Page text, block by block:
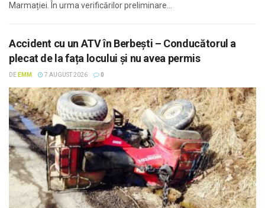
Marmației. În urma verificărilor preliminare...
Accident cu un ATV în Berbești – Conducătorul a
plecat de la fața locului și nu avea permis
DE EMM 7 AUGUST 2026 0